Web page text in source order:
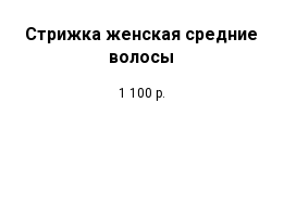
Стрижка женская средние
волосы
1 100 р.